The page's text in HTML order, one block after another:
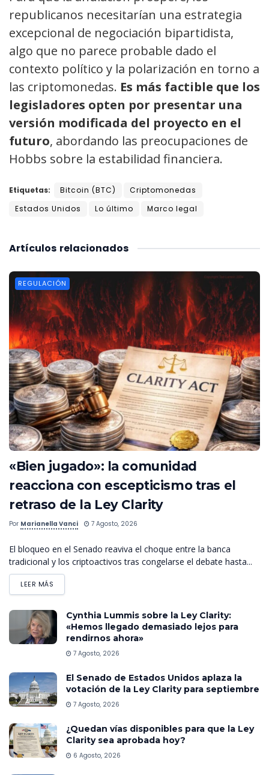
republicanos necesitarían una estrategia
excepcional de negociación bipartidista,
algo que no parece probable dado el
contexto político y la polarización en torno a
las criptomonedas. Es más factible que los
legisladores opten por presentar una
versión modificada del proyecto en el
futuro, abordando las preocupaciones de
Hobbs sobre la estabilidad financiera.
Etiquetas: Bitcoin (BTC)
Criptomonedas
Estados Unidos
Lo último Marco legal
relacionados
Artículos
REGULACIÓN
«Bien jugado»: la comunidad
reacciona con escepticismo tras el
retraso de la Ley Clarity
Por Marianella Vanci 7 Agosto, 2026
El bloqueo en el Senado reaviva el choque entre la banca
tradicional y los criptoactivos tras congelarse el debate hasta...
LEER MÁS
Cynthia Lummis sobre la Ley Clarity:
«Hemos llegado demasiado lejos para
rendirnos ahora»
7 Agosto, 2026
El Senado de Estados Unidos aplaza la
votación de la Ley Clarity para septiembre
7 Agosto, 2026
¿Quedan vías disponibles para que la Ley
Clarity sea aprobada hoy?
6 Agosto, 2026